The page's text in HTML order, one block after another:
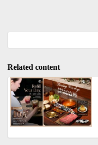
Related content